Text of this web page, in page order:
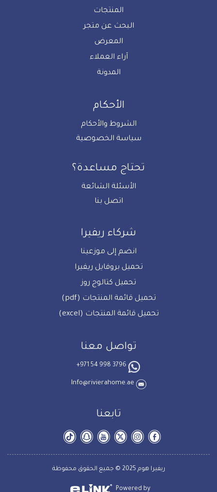
المنتجات
البحث عن متجر
المعرض
آراء العملاء
المدونة
الأحكام
الشروط والأحكام
سياسة الخصوصية
تحتاج مساعدة؟
الأسئلة الشائعة
اتصل بنا
شركاء ريفيرا
انضم إلى موزعينا
تحميل بروفايل ريفيرا
تحميل كتالوج روز
تحميل قائمة المنتجات (pdf)
تحميل قائمة المنتجات (excel)
تواصل معنا
+971 54 998 3796
تابعنا
ريفيرا هوم 2025 © جميع الحقوق محفوظة
Powered by